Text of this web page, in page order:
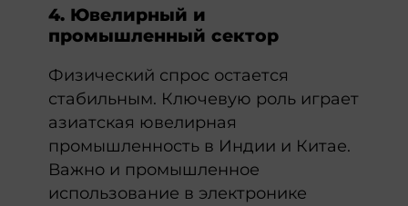
4. Ювелирный и
промышленный сектор
Физический спрос остается
стабильным. Ключевую роль играет
азиатская ювелирная
промышленность в Индии и Китае.
Важно и промышленное
использование в электронике